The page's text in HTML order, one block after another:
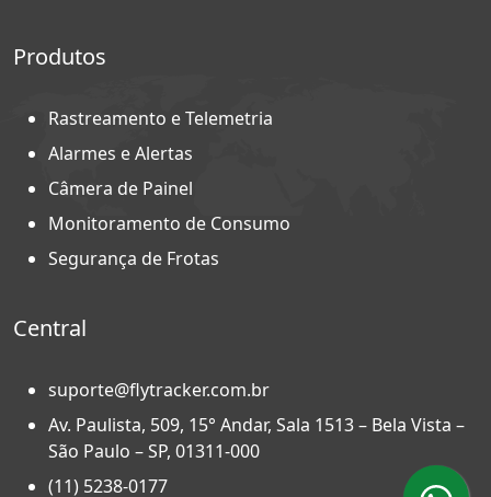
Produtos
Rastreamento e Telemetria
Alarmes e Alertas
Câmera de Painel
Monitoramento de Consumo
Segurança de Frotas
Central
suporte@flytracker.com.br
Av. Paulista, 509, 15° Andar, Sala 1513 – Bela Vista –
São Paulo – SP, 01311-000
(11) 5238-0177